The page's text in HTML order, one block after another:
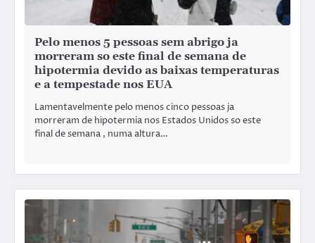
Pelo menos 5 pessoas sem abrigo ja
morreram so este final de semana de
hipotermia devido as baixas temperaturas
e a tempestade nos EUA
Lamentavelmente pelo menos cinco pessoas ja
morreram de hipotermia nos Estados Unidos so este
final de semana , numa altura…